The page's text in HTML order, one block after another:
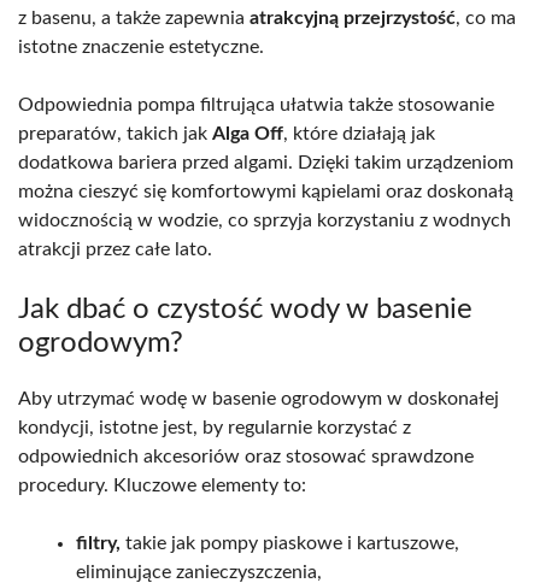
z basenu, a także zapewnia atrakcyjną przejrzystość, co ma
istotne znaczenie estetyczne.
Odpowiednia pompa filtrująca ułatwia także stosowanie
preparatów, takich jak Alga Off, które działają jak
dodatkowa bariera przed algami. Dzięki takim urządzeniom
można cieszyć się komfortowymi kąpielami oraz doskonałą
widocznością w wodzie, co sprzyja korzystaniu z wodnych
atrakcji przez całe lato.
Jak dbać o czystość wody w basenie
ogrodowym?
Aby utrzymać wodę w basenie ogrodowym w doskonałej
kondycji, istotne jest, by regularnie korzystać z
odpowiednich akcesoriów oraz stosować sprawdzone
procedury. Kluczowe elementy to:
filtry, takie jak pompy piaskowe i kartuszowe,
eliminujące zanieczyszczenia,